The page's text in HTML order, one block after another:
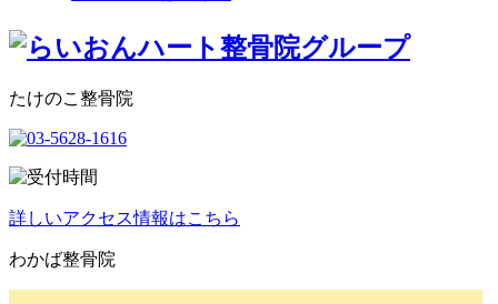
たけのこ整骨院
詳しいアクセス情報はこちら
わかば整骨院